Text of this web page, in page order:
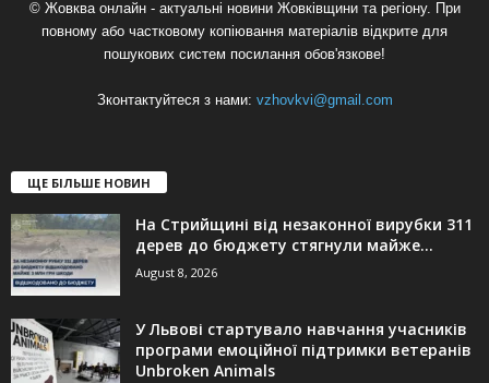
© Жовква онлайн - актуальні новини Жовківщини та регіону. При
повному або частковому копіювання матеріалів відкрите для
пошукових систем посилання обов'язкове!
Зконтактуйтеся з нами: vzhovkvi@gmail.com
ЩЕ БІЛЬШЕ НОВИН
На Стрийщині від незаконної вирубки 311
дерев до бюджету стягнули майже...
August 8, 2026
У Львові стартувало навчання учасників
програми емоційної підтримки ветеранів
Unbroken Animals